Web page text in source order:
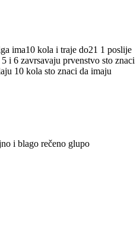
ima10 kola i traje do21 1 poslije
i 6 zavrsavaju prvenstvo sto znaci
10 kola sto znaci da imaju
i blago rečeno glupo